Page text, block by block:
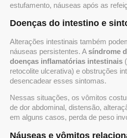
estufamento, náuseas após as
Doenças do intestino e
Alterações intestinais também
náuseas persistentes. Asíndrome
doenças inflamatórias intestinais
retocolite ulcerativa) e obstruções
desencadear esses sintomas.
Nessas situações, os vômitos
de dor abdominal, distensão,
em alguns casos, perda de peso
Náuseas e vômitos